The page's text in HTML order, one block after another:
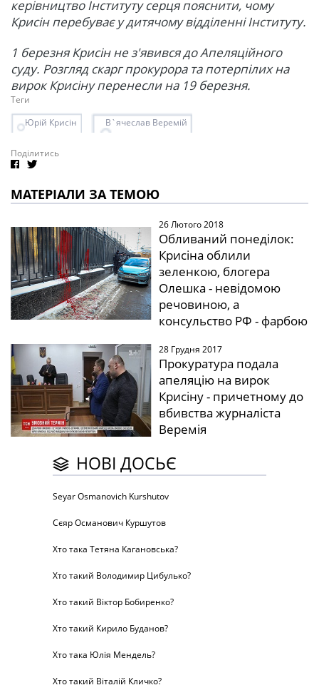
керівництво Інституту серця пояснити, чому
Крисін перебуває у дитячому відділенні Інституту.
1 березня Крисін не з'явився до Апеляційного
суду. Розгляд скарг прокурора та потерпілих на
вирок Крисіну перенесли на 19 березня.
Теги
Юрій Крисін
В`ячеслав Веремій
Поділитись
МАТЕРІАЛИ ЗА ТЕМОЮ
26 Лютого 2018
Обливаний понеділок:
Крисіна облили
зеленкою, блогера
Олешка - невідомою
речовиною, а
консульство РФ - фарбою
28 Грудня 2017
Прокуратура подала
апеляцію на вирок
Крисіну - причетному до
вбивства журналіста
Веремія
НОВІ ДОСЬЄ
Seyar Osmanovich Kurshutov
Сєяр Османович Куршутов
Хто така Тетяна Кагановська?
Хто такий Володимир Цибулько?
Хто такий Віктор Бобиренко?
Хто такий Кирило Буданов?
Хто така Юлія Мендель?
Хто такий Віталій Кличко?